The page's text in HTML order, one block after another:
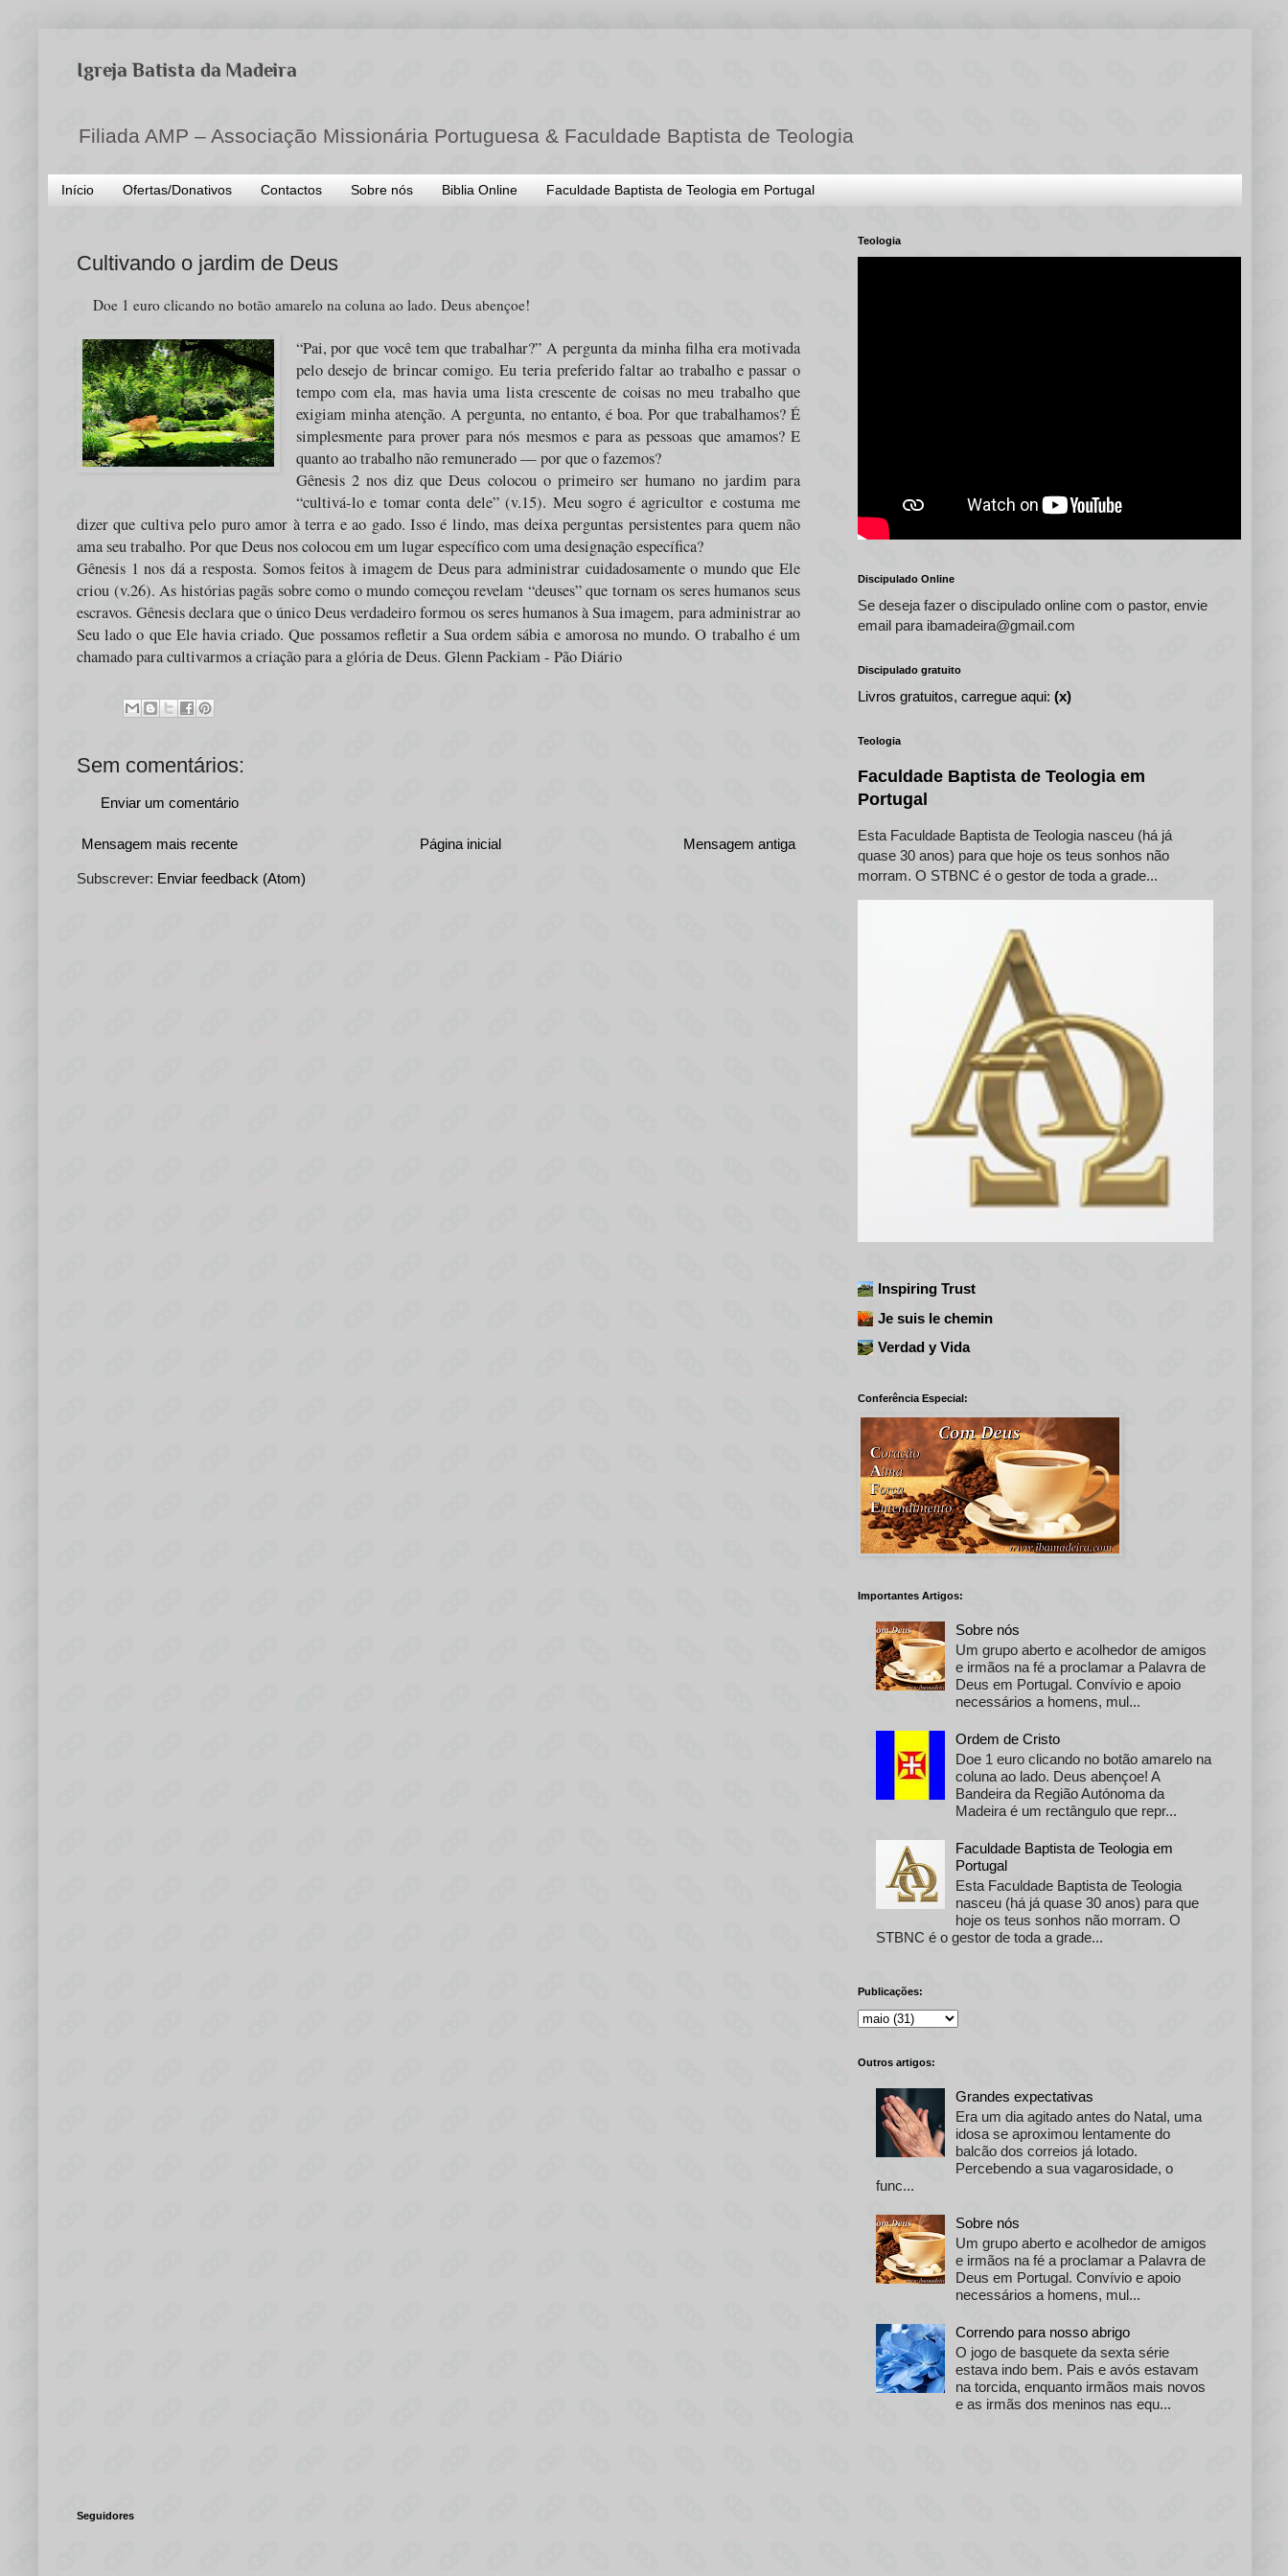
Igreja Batista da Madeira
Filiada AMP – Associação Missionária Portuguesa & Faculdade Baptista de Teologia
Início Ofertas/Donativos Contactos Sobre nós Biblia Online Faculdade Baptista de Teologia em Portugal
Cultivando o jardim de Deus
Doe 1 euro clicando no botão amarelo na coluna ao lado. Deus abençoe!
“Pai, por que você tem que trabalhar?” A pergunta da minha filha era motivada
pelo desejo de brincar comigo. Eu teria preferido faltar ao trabalho e passar o
tempo com ela, mas havia uma lista crescente de coisas no meu trabalho que
exigiam minha atenção. A pergunta, no entanto, é boa. Por que trabalhamos? É
simplesmente para prover para nós mesmos e para as pessoas que amamos? E
quanto ao trabalho não remunerado — por que o fazemos?
Gênesis 2 nos diz que Deus colocou o primeiro ser humano no jardim para
“cultivá-lo e tomar conta dele” (v.15). Meu sogro é agricultor e costuma me
dizer que cultiva pelo puro amor à terra e ao gado. Isso é lindo, mas deixa perguntas persistentes para quem não
ama seu trabalho. Por que Deus nos colocou em um lugar específico com uma designação específica?
Gênesis 1 nos dá a resposta. Somos feitos à imagem de Deus para administrar cuidadosamente o mundo que Ele
criou (v.26). As histórias pagãs sobre como o mundo começou revelam “deuses” que tornam os seres humanos seus
escravos. Gênesis declara que o único Deus verdadeiro formou os seres humanos à Sua imagem, para administrar ao
Seu lado o que Ele havia criado. Que possamos refletir a Sua ordem sábia e amorosa no mundo. O trabalho é um
chamado para cultivarmos a criação para a glória de Deus. Glenn Packiam - Pão Diário
Sem comentários:
Enviar um comentário
Mensagem mais recente Mensagem antiga
Página inicial
Subscrever: Enviar feedback (Atom)
Teologia
Discipulado Online
Se deseja fazer o discipulado online com o pastor, envie
email para ibamadeira@gmail.com
Discipulado gratuito
Livros gratuitos, carregue aqui: (x)
Teologia
Faculdade Baptista de Teologia em
Portugal
Esta Faculdade Baptista de Teologia nasceu (há já
quase 30 anos) para que hoje os teus sonhos não
morram. O STBNC é o gestor de toda a grade...
Inspiring Trust
Je suis le chemin
Verdad y Vida
Conferência Especial:
Importantes Artigos:
Sobre nós
Um grupo aberto e acolhedor de amigos
e irmãos na fé a proclamar a Palavra de
Deus em Portugal. Convívio e apoio
necessários a homens, mul...
Ordem de Cristo
Doe 1 euro clicando no botão amarelo na
coluna ao lado. Deus abençoe! A
Bandeira da Região Autónoma da
Madeira é um rectângulo que repr...
Faculdade Baptista de Teologia em
Portugal
Esta Faculdade Baptista de Teologia
nasceu (há já quase 30 anos) para que
hoje os teus sonhos não morram. O
STBNC é o gestor de toda a grade...
Publicações:
Outros artigos:
Grandes expectativas
Era um dia agitado antes do Natal, uma
idosa se aproximou lentamente do
balcão dos correios já lotado.
Percebendo a sua vagarosidade, o
func...
Sobre nós
Um grupo aberto e acolhedor de amigos
e irmãos na fé a proclamar a Palavra de
Deus em Portugal. Convívio e apoio
necessários a homens, mul...
Correndo para nosso abrigo
O jogo de basquete da sexta série
estava indo bem. Pais e avós estavam
na torcida, enquanto irmãos mais novos
e as irmãs dos meninos nas equ...
Seguidores